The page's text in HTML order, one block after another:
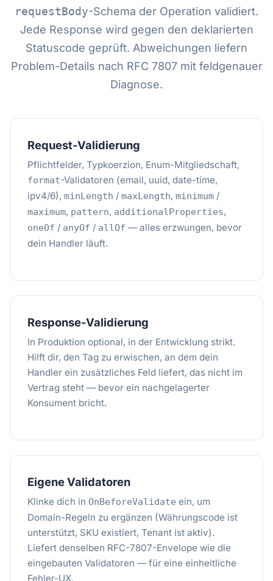
requestBody-Schema der Operation validiert.
Jede Response wird gegen den deklarierten
Statuscode geprüft. Abweichungen liefern
Problem-Details nach RFC 7807 mit feldgenauer
Diagnose.
Request-Validierung
Pflichtfelder, Typkoerzion, Enum-Mitgliedschaft,
format-Validatoren (email, uuid, date-time,
ipv4/6), minLength / maxLength, minimum /
maximum, pattern, additionalProperties,
oneOf / anyOf / allOf — alles erzwungen, bevor
dein Handler läuft.
Response-Validierung
In Produktion optional, in der Entwicklung strikt.
Hilft dir, den Tag zu erwischen, an dem dein
Handler ein zusätzliches Feld liefert, das nicht im
Vertrag steht — bevor ein nachgelagerter
Konsument bricht.
Eigene Validatoren
Klinke dich in OnBeforeValidate ein, um
Domain-Regeln zu ergänzen (Währungscode ist
unterstützt, SKU existiert, Tenant ist aktiv).
Liefert denselben RFC-7807-Envelope wie die
eingebauten Validatoren — für eine einheitliche
Fehler-UX.